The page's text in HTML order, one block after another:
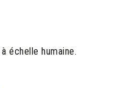
échelle humaine.